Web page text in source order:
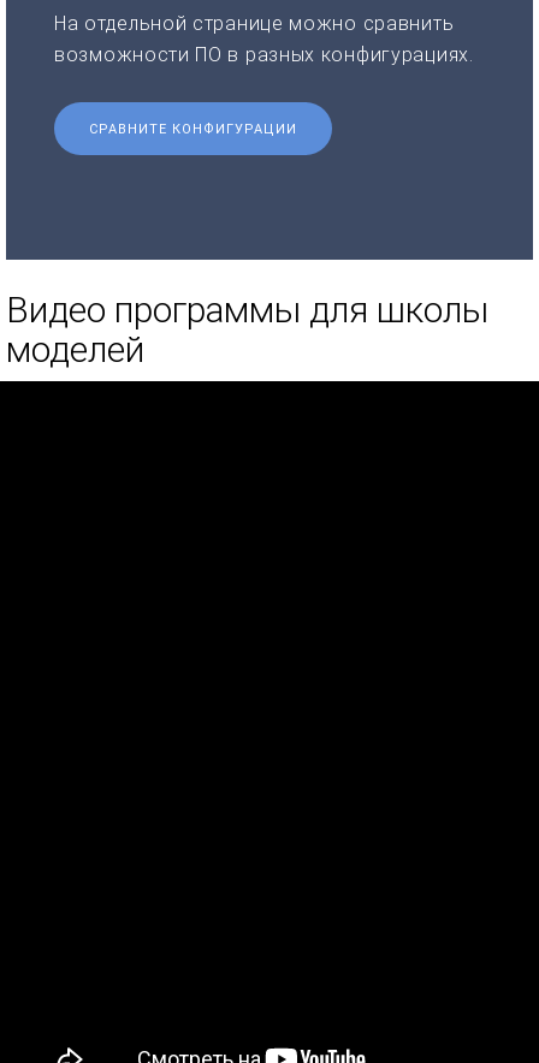
На отдельной странице можно сравнить
возможности ПО в разных конфигурациях.
СРАВНИТЕ КОНФИГУРАЦИИ
Видео программы для школы
моделей